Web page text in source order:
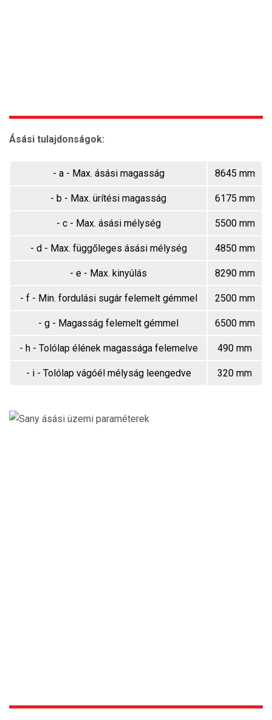
Ásási tulajdonságok:
- a - Max. ásási magasság 8645 mm
- b - Max. ürítési magasság 6175 mm
- c - Max. ásási mélység 5500 mm
- d - Max. függőleges ásási mélység 4850 mm
- e - Max. kinyúlás 8290 mm
- f - Min. fordulási sugár felemelt gémmel 2500 mm
- g - Magasság felemelt gémmel 6500 mm
- h - Tolólap élének magassága felemelve 490 mm
- i - Tolólap vágóél mélyság leengedve 320 mm